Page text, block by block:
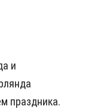
и
праздника.